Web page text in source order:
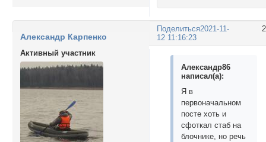
Поделиться2021-11-
12 11:16:23
Александр Карпенко
Активный участник
Александр86
написал(а):
Я в
первоначальном
посте хоть и
сфоткал стаб на
блочнике, но речь